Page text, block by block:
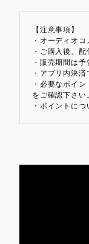
【注意事項】
・オーディオ
・ご購入後、
・販売期間は
・アプリ内決
・必要なポイ
をご確認下さい
・ポイントにつ